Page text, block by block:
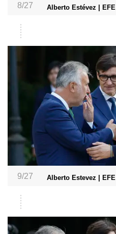
8/27 Alberto Estévez | EFE
9/27 Alberto Estevez | EFE